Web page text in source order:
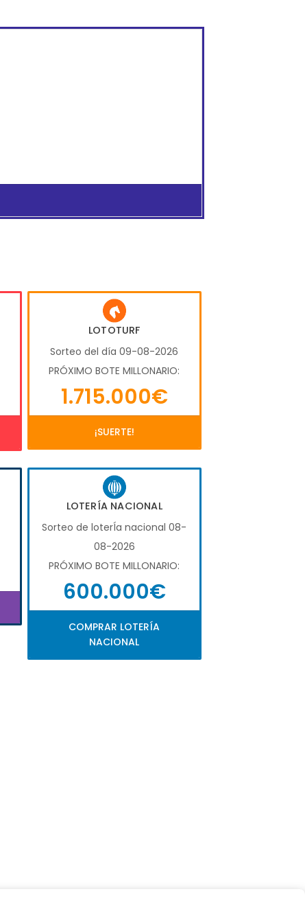
LOTOTURF
Sorteo del día 09-08-2026
PRÓXIMO BOTE MILLONARIO:
1.715.000€
¡SUERTE!
LOTERÍA NACIONAL
Sorteo de loterÍa nacional 08-
08-2026
PRÓXIMO BOTE MILLONARIO:
600.000€
COMPRAR LOTERÍA
NACIONAL